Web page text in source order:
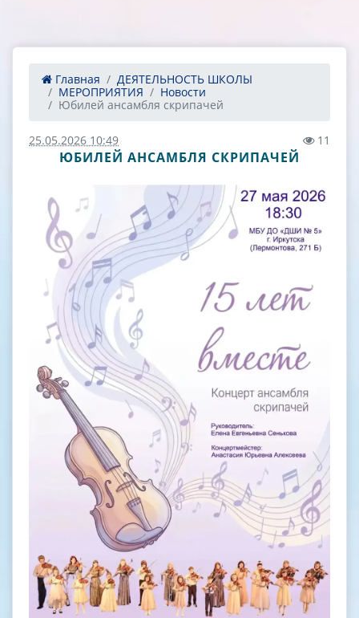
Главная
ДЕЯТЕЛЬНОСТЬ ШКОЛЫ
МЕРОПРИЯТИЯ
Новости
Юбилей ансамбля скрипачей
25.05.2026 10:49 11
ЮБИЛЕЙ АНСАМБЛЯ СКРИПАЧЕЙ